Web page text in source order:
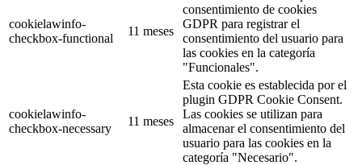
cookielawinfo-
checkbox-functional
11 meses
consentimiento de cookies
GDPR para registrar el
consentimiento del usuario para
las cookies en la categoría
"Funcionales".
cookielawinfo-
checkbox-necessary
11 meses
Esta cookie es establecida por el
plugin GDPR Cookie Consent.
Las cookies se utilizan para
almacenar el consentimiento del
usuario para las cookies en la
categoría "Necesario".